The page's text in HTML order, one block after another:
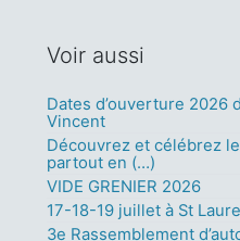
Voir aussi
Dates d’ouverture 2026
Vincent
Découvrez et célébrez
partout en (…)
VIDE GRENIER 2026
17-18-19 juillet à St
3e Rassemblement